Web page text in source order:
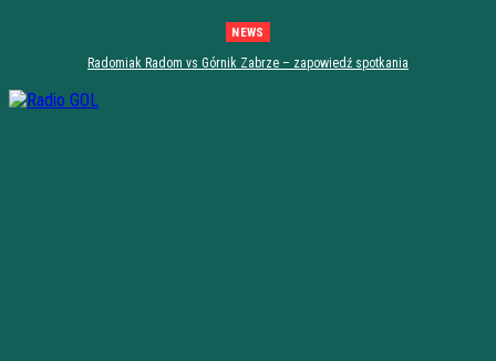
NEWS
Radomiak Radom vs Górnik Zabrze – zapowiedź spotkania